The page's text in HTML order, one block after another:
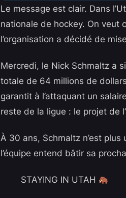
Le message est clair. Dans
nationale de hockey. On veut
l’organisation a décidé de
Mercredi, le Nick Schmaltz a
totale de 64 millions de
garantit à l’attaquant un
reste de la ligue : le projet de
À 30 ans, Schmaltz n’est
l’équipe entend bâtir sa
STAYING IN UTAH